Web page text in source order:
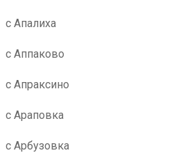
с Апалиха
с Аппаково
с Апраксино
с Араповка
с Арбузовка